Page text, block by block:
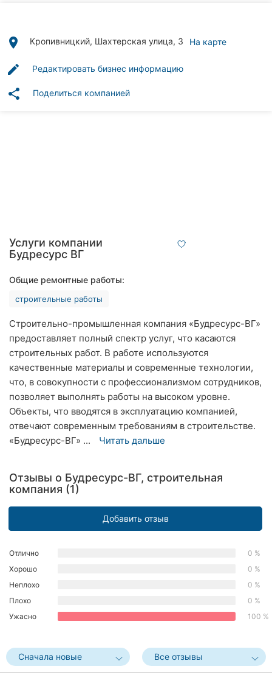
рубрики
Тернополь
Хмельницкий
Одесса
Киев
Харьков
Запорожье
Днепр
Кривой
Рог
Николаев
Херсон
Полтава
Черновцы
place Кропивницкий, Шахтерская улица, 3 На карте
edit Редактировать бизнес информацию
share Поделиться компанией
Услуги компании
Будресурс ВГ
Общие ремонтные работы:
строительные работы
Строительно-промышленная компания «Будресурс-ВГ»
предоставляет полный спектр услуг, что касаются
строительных работ. В работе используются
качественные материалы и современные технологии,
что, в совокупности с профессионализмом сотрудников,
позволяет выполнять работы на высоком уровне.
Объекты, что вводятся в эксплуатацию компанией,
отвечают современным требованиям в строительстве.
«Будресурс-ВГ» ...
Читать дальше
Отзывы о Будресурс-ВГ, строительная
компания (1)
Добавить отзыв
Отлично
0 %
Хорошо
0 %
Неплохо
0 %
Плохо
0 %
Ужасно
100 %
Сначала новые Все отзывы